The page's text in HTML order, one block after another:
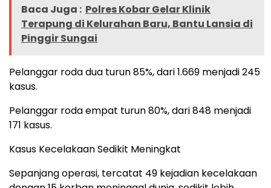
Baca Juga : Polres Kobar Gelar Klinik
Terapung di Kelurahan Baru, Bantu Lansia di
Pinggir Sungai
Pelanggar roda dua turun 85%, dari 1.669 menjadi 245
kasus.
Pelanggar roda empat turun 80%, dari 848 menjadi
171 kasus.
Kasus Kecelakaan Sedikit Meningkat
Sepanjang operasi, tercatat 49 kejadian kecelakaan